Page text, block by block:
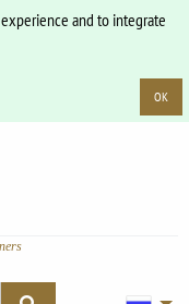
and to integrate
OK